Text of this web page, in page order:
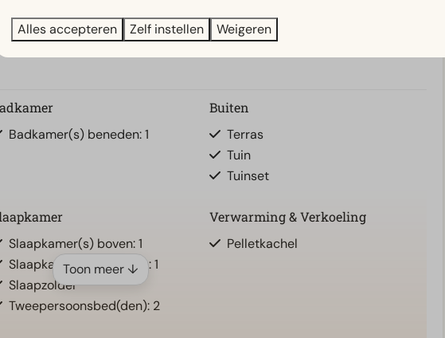
Badkamer(s) beneden: 1
Buiten
Terras
Tuin
Tuinset
Slaapkamer(s) boven: 1
Slaapkamer(s) beneden: 1
Slaapzolder
Tweepersoonsbed(den): 2
Verwarming & Verkoeling
Pelletkachel
Toon meer ↓
Alles accepteren Zelf instellen Weigeren